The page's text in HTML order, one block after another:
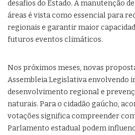
desafios do Estado. A manutenção
áreas é vista como essencial para
regionais e garantir maior
futuros eventos climáticos.
Nos próximos meses, novas
Assembleia Legislativa envolvendo
desenvolvimento regional e
naturais. Para o cidadão gaúcho,
votações significa compreender
Parlamento estadual podem